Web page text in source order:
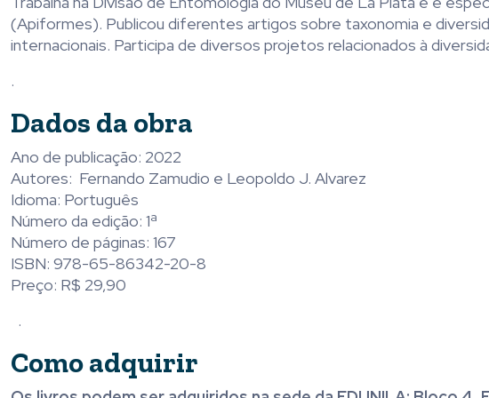
(Apiformes). Publicou diferentes artigos sobre taxonomia e diversi
internacionais. Participa de diversos projetos relacionados à diversi
.
Dados da obra
Ano de publicação: 2022
Autores: Fernando Zamudio e Leopoldo J. Alvarez
Idioma: Português
Número da edição: 1ª
Número de páginas: 167
ISBN: 978-65-86342-20-8
Preço: R$ 29,90
.
Como adquirir